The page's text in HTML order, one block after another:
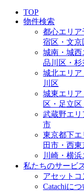
TOP
物件検索
都心エリア
宿区・文京
城南・城西
品川区・杉
城北エリア
川区
城東エリア
区・足立
武蔵野エリ
市
東京都下エ
田市・西
川崎・横
私たちのサービ
アセット
Catachiにつ